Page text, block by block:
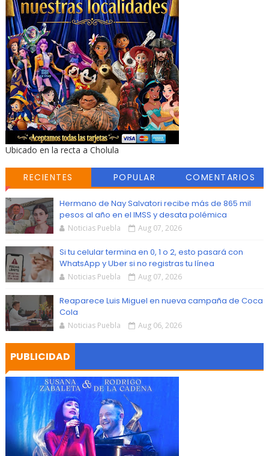
Ubicado en la recta a Cholula
RECIENTES POPULAR COMENTARIOS
Hermano de Nay Salvatori recibe más de 865 mil
pesos al año en el IMSS y desata polémica
Noticias Puebla Aug 07, 2026
Si tu celular termina en 0, 1 o 2, esto pasará con
WhatsApp y Uber si no registras tu línea
Noticias Puebla Aug 07, 2026
Reaparece Luis Miguel en nueva campaña de Coca
Cola
Noticias Puebla Aug 06, 2026
PUBLICIDAD